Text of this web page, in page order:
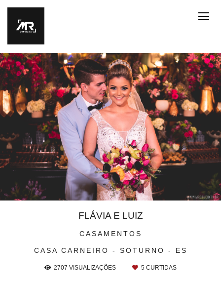
CASAMENTOS
CASA CARNEIRO - SOTURNO - ES
FLÁVIA E LUIZ
2707 VISUALIZAÇÕES 5 CURTIDAS